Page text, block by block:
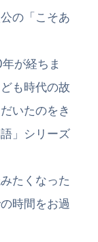
の「こそあ
が経ちま
も時代の故
いたのをき
」シリーズ
たくなった
時間をお過